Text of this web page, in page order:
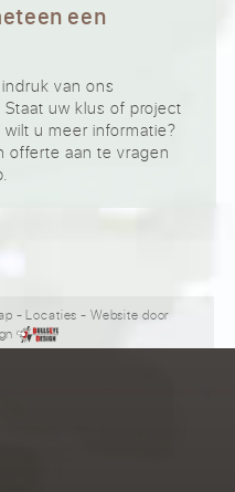
een
van ons
uw klus of project
u meer informatie?
aan te vragen
-Locaties - Website door